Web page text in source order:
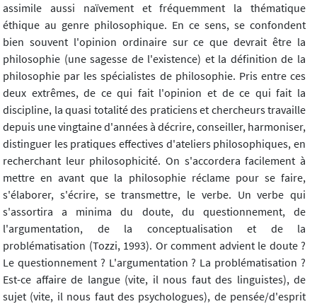
assimile aussi naïvement et fréquemment la thématique
éthique au genre philosophique. En ce sens, se confondent
bien souvent l'opinion ordinaire sur ce que devrait être la
philosophie (une sagesse de l'existence) et la définition de la
philosophie par les spécialistes de philosophie. Pris entre ces
deux extrêmes, de ce qui fait l'opinion et de ce qui fait la
discipline, la quasi totalité des praticiens et chercheurs travaille
depuis une vingtaine d'années à décrire, conseiller, harmoniser,
distinguer les pratiques effectives d'ateliers philosophiques, en
recherchant leur philosophicité. On s'accordera facilement à
mettre en avant que la philosophie réclame pour se faire,
s'élaborer, s'écrire, se transmettre, le verbe. Un verbe qui
s'assortira a minima du doute, du questionnement, de
l'argumentation, de la conceptualisation et de la
problématisation (Tozzi, 1993). Or comment advient le doute ?
Le questionnement ? L'argumentation ? La problématisation ?
Est-ce affaire de langue (vite, il nous faut des linguistes), de
sujet (vite, il nous faut des psychologues), de pensée/d'esprit